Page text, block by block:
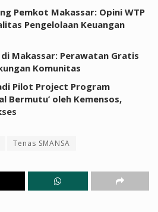
Pemkot Makassar: Opini WTP
Pengelolaan Keuangan
Makassar: Perawatan Gratis
Komunitas
Pilot Project Program
Bermutu’ oleh Kemensos,
Tenas SMANSA